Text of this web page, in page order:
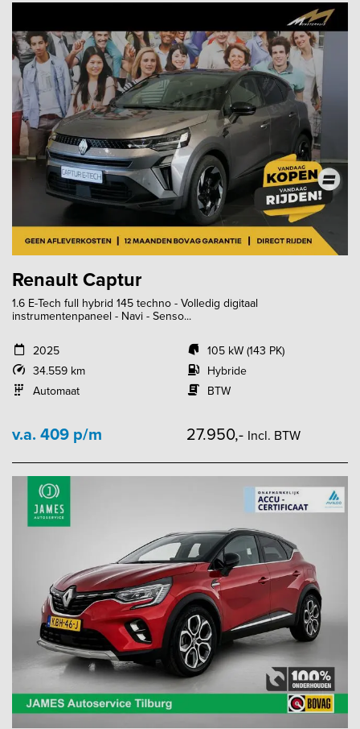
Renault Captur
1.6 E-Tech full hybrid 145 techno - Volledig digitaal
instrumentenpaneel - Navi - Senso...
2025
34.559 km
Automaat
105 kW (143 PK)
Hybride
BTW
v.a. 409 p/m 27.950,- Incl. BTW